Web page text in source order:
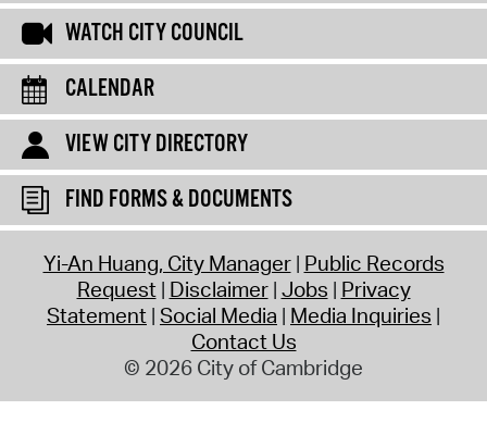
WATCH CITY COUNCIL
CALENDAR
VIEW CITY DIRECTORY
FIND FORMS & DOCUMENTS
Yi-An Huang, City Manager Public Records
Request Disclaimer Jobs Privacy
Statement Social Media Media Inquiries
Contact Us
© 2026 City of Cambridge